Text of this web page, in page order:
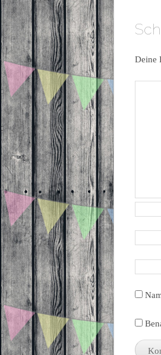
Deine